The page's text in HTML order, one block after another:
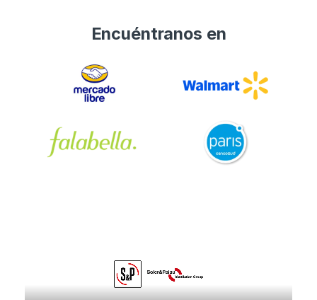
Encuéntranos en